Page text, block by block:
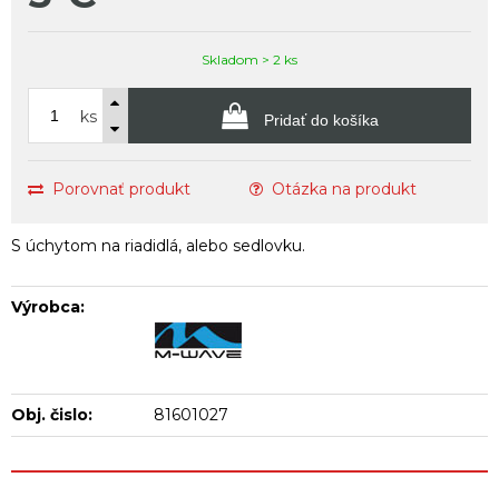
Skladom > 2 ks
ks Pridať do košíka
Porovnať produkt Otázka na produkt
S úchytom na riadidlá, alebo sedlovku.
Výrobca:
Obj. čislo: 81601027